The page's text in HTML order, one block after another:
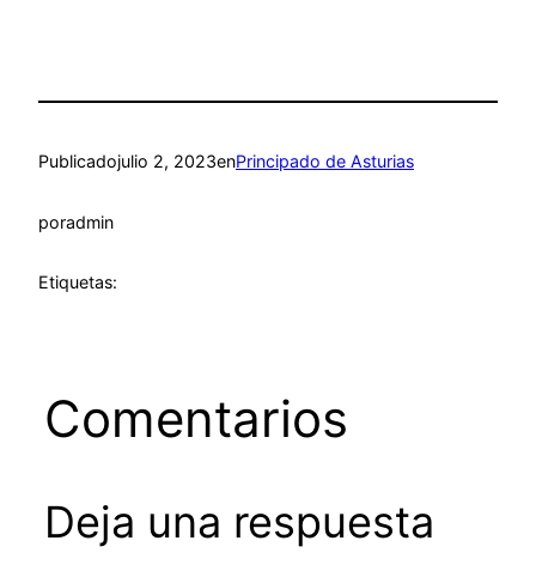
Publicadojulio 2, 2023enPrincipado de Asturias
poradmin
Etiquetas:
Comentarios
Deja una respuesta